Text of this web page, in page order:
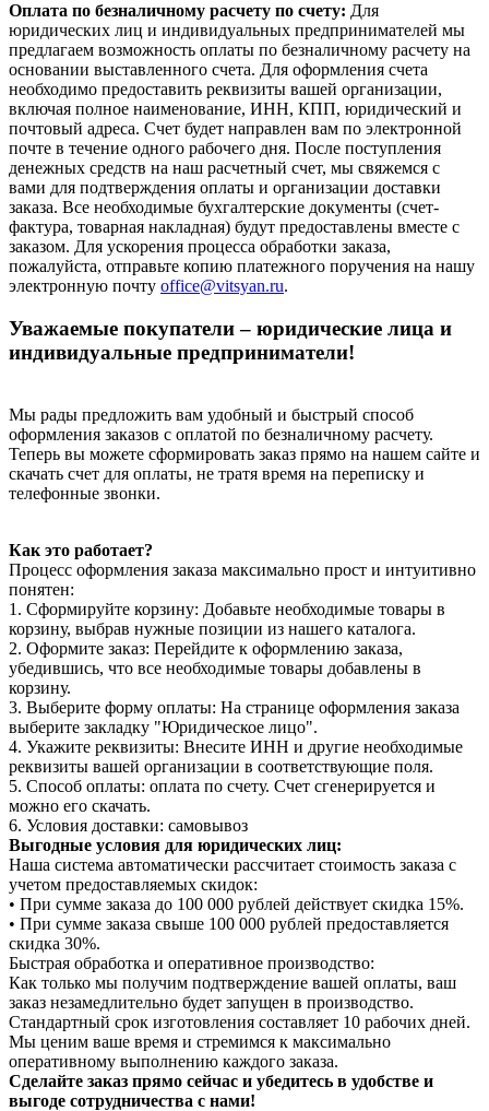
Оплата по безналичному расчету по счету: Для
юридических лиц и индивидуальных предпринимателей мы
предлагаем возможность оплаты по безналичному расчету на
основании выставленного счета. Для оформления счета
необходимо предоставить реквизиты вашей организации,
включая полное наименование, ИНН, КПП, юридический и
почтовый адреса. Счет будет направлен вам по электронной
почте в течение одного рабочего дня. После поступления
денежных средств на наш расчетный счет, мы свяжемся с
вами для подтверждения оплаты и организации доставки
заказа. Все необходимые бухгалтерские документы (счет-
фактура, товарная накладная) будут предоставлены вместе с
заказом. Для ускорения процесса обработки заказа,
пожалуйста, отправьте копию платежного поручения на нашу
электронную почту office@vitsyan.ru.
Уважаемые покупатели – юридические лица и
индивидуальные предприниматели!
Мы рады предложить вам удобный и быстрый способ
оформления заказов с оплатой по безналичному расчету.
Теперь вы можете сформировать заказ прямо на нашем сайте и
скачать счет для оплаты, не тратя время на переписку и
телефонные звонки.
Как это работает?
Процесс оформления заказа максимально прост и интуитивно
понятен:
1. Сформируйте корзину: Добавьте необходимые товары в
корзину, выбрав нужные позиции из нашего каталога.
2. Оформите заказ: Перейдите к оформлению заказа,
убедившись, что все необходимые товары добавлены в
корзину.
3. Выберите форму оплаты: На странице оформления заказа
выберите закладку "Юридическое лицо".
4. Укажите реквизиты: Внесите ИНН и другие необходимые
реквизиты вашей организации в соответствующие поля.
5. Способ оплаты: оплата по счету. Счет сгенерируется и
можно его скачать.
6. Условия доставки: самовывоз
Выгодные условия для юридических лиц:
Наша система автоматически рассчитает стоимость заказа с
учетом предоставляемых скидок:
• При сумме заказа до 100 000 рублей действует скидка 15%.
• При сумме заказа свыше 100 000 рублей предоставляется
скидка 30%.
Быстрая обработка и оперативное производство:
Как только мы получим подтверждение вашей оплаты, ваш
заказ незамедлительно будет запущен в производство.
Стандартный срок изготовления составляет 10 рабочих дней.
Мы ценим ваше время и стремимся к максимально
оперативному выполнению каждого заказа.
Сделайте заказ прямо сейчас и убедитесь в удобстве и
выгоде сотрудничества с нами!